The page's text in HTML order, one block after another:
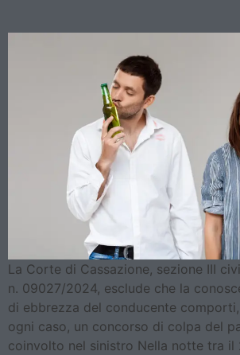
La Corte di Cassazione, sezione III
n. 09027/2024, esclude che la
di ebbrezza del conducente
ogni caso, un concorso di colpa del
coinvolto nel sinistro Nella notte tra il